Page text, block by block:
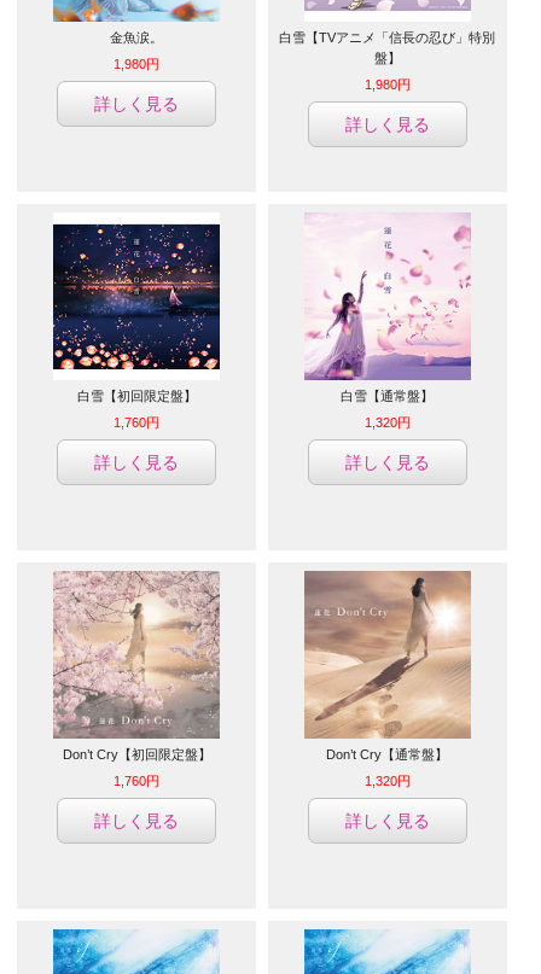
金魚涙。
1,980円
詳しく見る
白雪【TVアニメ「信長の忍び」特別
盤】
1,980円
詳しく見る
白雪【初回限定盤】
1,760円
詳しく見る
白雪【通常盤】
1,320円
詳しく見る
Don’t Cry【初回限定盤】
1,760円
詳しく見る
Don’t Cry【通常盤】
1,320円
詳しく見る